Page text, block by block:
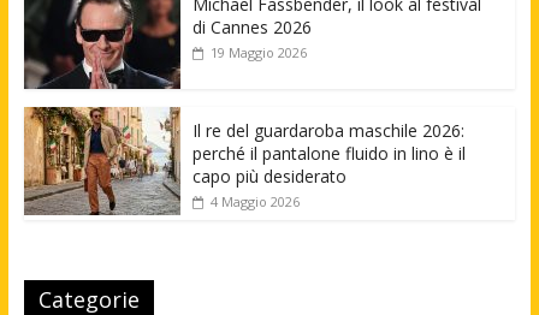
di Cannes 2026
19 Maggio 2026
Il re del guardaroba maschile 2026:
perché il pantalone fluido in lino è il
capo più desiderato
4 Maggio 2026
Categorie